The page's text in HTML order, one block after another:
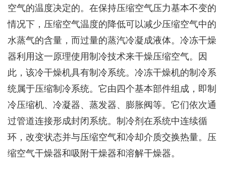
空气的温度决定的。在保持压缩空气压力基本不变的
情况下，压缩空气温度的降低可以减少压缩空气中的
水蒸气的含量，而过量的蒸汽冷凝成液体。冷冻干燥
器利用这一原理使用制冷技术来干燥压缩空气。因
此，该冷干燥机具有制冷系统。冷冻干燥机的制冷系
统属于压缩制冷系统。它由四个基本部件组成，即制
冷压缩机、冷凝器、蒸发器、膨胀阀等。它们依次通
过管道连接形成封闭系统。制冷剂在系统中连续循
环，改变状态并与压缩空气和冷却介质交换热量。压
缩空气干燥器和吸附干燥器和溶解干燥器。